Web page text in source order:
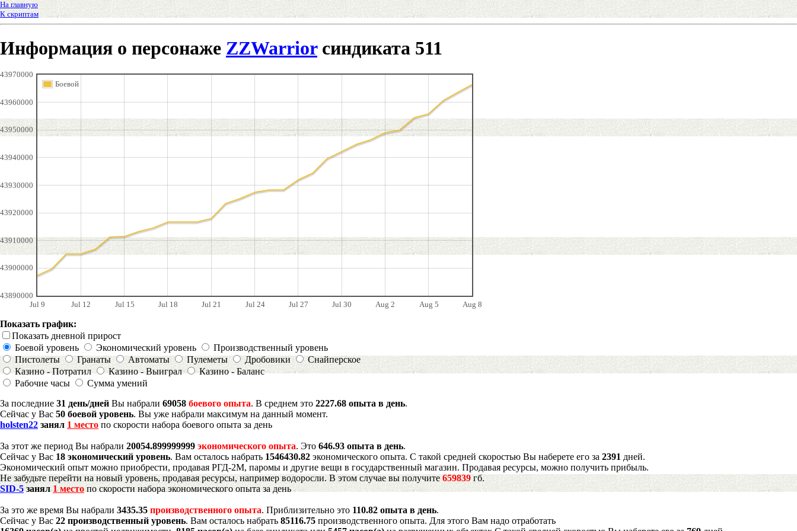
На главную
К скриптам
Информация о персонаже ZZWarriorсиндиката 511
Jul 9 Jul 12 Jul 15 Jul 18 Jul 21 Jul 24 Jul 27 Jul 30 Aug 2 Aug 5 Aug 8
43890000
43900000
43910000
43920000
43930000
43940000
43950000
43960000
43970000
Боевой
Показать график:
Показать дневной прирост
Боевой уровень
Экономический уровень
Производственный уровень
Пистолеты
Гранаты Автоматы Пулеметы Дробовики
Снайперское
Казино - Потратил
Казино - Выиграл
Казино - Баланс
Рабочие часы
Сумма умений
За последние 31 день/дней Вы набрали 69058 боевого опыта. В среднем это 2227.68 опыта в день.
Сейчас у Вас 50 боевой уровень. Вы уже набрали максимум на данный момент.
holsten22 занял 1 место по скорости набора боевого опыта за день
За этот же период Вы набрали 20054.899999999 экономического опыта. Это 646.93 опыта в день.
Сейчас у Вас 18 экономический уровень. Вам осталось набрать 1546430.82 экономического опыта. С такой средней скоростью Вы наберете его за 2391 дней.
Экономический опыт можно приобрести, продавая РГД-2М, паромы и другие вещи в государственный магазин. Продавая ресурсы, можно получить прибыль.
Не забудьте перейти на новый уровень, продавая ресурсы, например водоросли. В этом случае вы получите 659839 гб.
SID-5 занял 1 место по скорости набора экономического опыта за день
За это же время Вы набрали 3435.35 производственного опыта. Приблизительно это 110.82 опыта в день.
Сейчас у Вас 22 производственный уровень. Вам осталось набрать 85116.75 производственного опыта. Для этого Вам надо отработать